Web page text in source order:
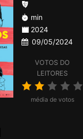
VOTOS DO
LEITORES
média de votos
min
2024
09/05/2024